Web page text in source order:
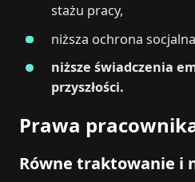
stażu pracy,
niższa ochrona
niższe świadczenia
przyszłości.
Prawa
Równe traktowanie i